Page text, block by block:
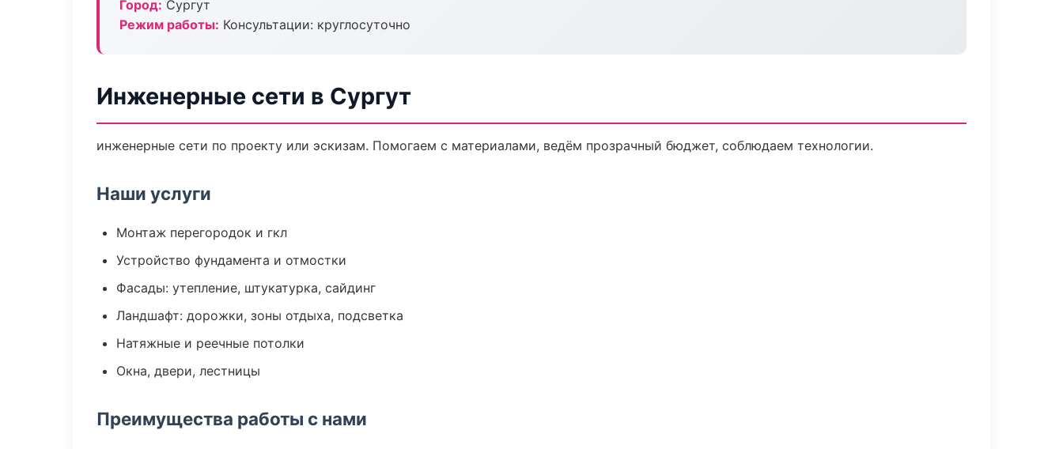
Город: Сургут
Режим работы: Консультации: круглосуточно
Инженерные сети в Сургут
инженерные сети по проекту или эскизам. Помогаем с материалами, ведём прозрачный бюджет, соблюдаем технологии.
Наши услуги
Монтаж перегородок и гкл
Устройство фундамента и отмостки
Фасады: утепление, штукатурка, сайдинг
Ландшафт: дорожки, зоны отдыха, подсветка
Натяжные и реечные потолки
Окна, двери, лестницы
Преимущества работы с нами